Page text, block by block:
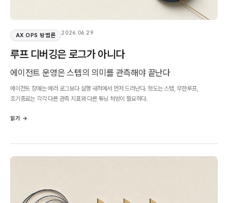
AX OPS 방법론 2026.06.29
루프 디버깅은 로그가 아니다
에이전트 운영은 스텝의 의미를 관측해야 끝난다
에이전트 장애는 에러 로그보다 실행 궤적에서 먼저 드러난다. 헛도는 스텝, 무한루프,
조기종료는 각각 다른 관측 지표와 다른 튜닝 처방이 필요하다.
읽기 →